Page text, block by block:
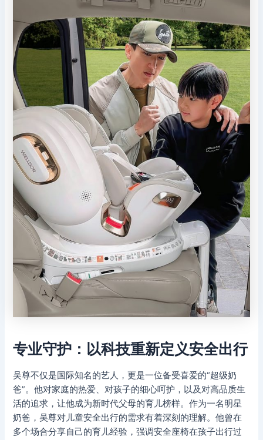
专业守护：以科技重新定义安全出行
吴尊不仅是国际知名的艺人，更是一位备受喜爱的“超级奶
爸”。他对家庭的热爱、对孩子的细心呵护，以及对高品质生
活的追求，让他成为新时代父母的育儿榜样。作为一名明星
奶爸，吴尊对儿童安全出行的需求有着深刻的理解。他曾在
多个场合分享自己的育儿经验，强调安全座椅在孩子出行过